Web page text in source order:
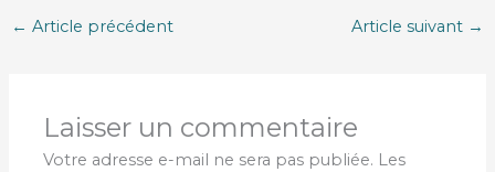
← Article précédent Article suivant →
Laisser un commentaire
Votre adresse e-mail ne sera pas publiée. Les